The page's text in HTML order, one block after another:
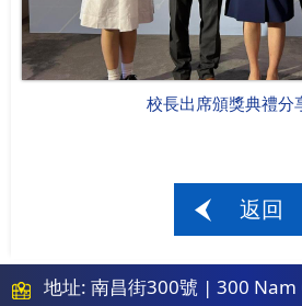
校長出席頒獎典禮分
返回
地址: 南昌街300號 | 300